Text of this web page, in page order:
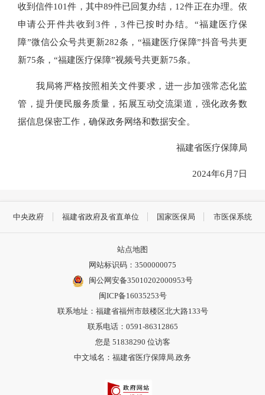
收到信件101件，其中89件已回复办结，12件正在办理。依
申请公开件共收到3件，3件已按时办结。“福建医疗保
障”微信公众号共更新282条，“福建医疗保障”抖音号共更
新75条，“福建医疗保障”视频号共更新75条。
我局将严格按照相关文件要求，进一步加强常态化监
管，提升便民服务质量，拓展互动交流渠道，强化政务数
据信息保密工作，确保政务网络和数据安全。
福建省医疗保障局
2024年6月7日
中央政府 福建省政府及省直单位 国家医保局 市医保系统
站点地图
网站标识码：3500000075
闽公网安备35010202000953号
闽ICP备16035253号
联系地址：福建省福州市鼓楼区北大路133号
联系电话：0591-86312865
您是 51838290 位访客
中文域名：福建省医疗保障局.政务